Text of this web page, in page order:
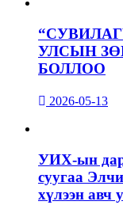
УЛСЫН
БОЛЛОО
2026-05-13
УИХ-ын
суугаа
хүлээн авч